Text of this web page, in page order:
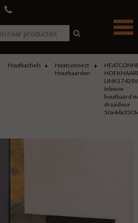
Houtkachels
Heatconnect
Houthaarden
LINKS
Inbouw
houthaard
draaideur